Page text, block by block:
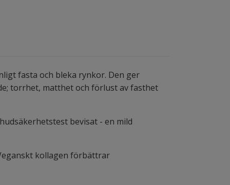
fasta och bleka rynkor. Den ger
torrhet, matthet och förlust av fasthet
bevisat - en mild
kollagen förbättrar